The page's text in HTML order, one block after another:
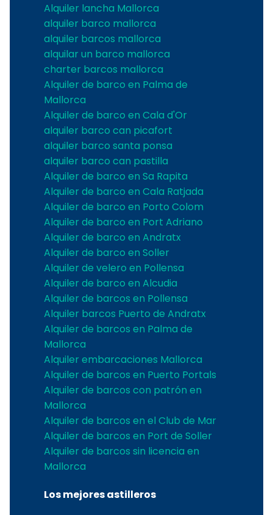
Alquiler lancha Mallorca
alquiler barco mallorca
alquiler barcos mallorca
alquilar un barco mallorca
charter barcos mallorca
Alquiler de barco en Palma de
Mallorca
Alquiler de barco en Cala d'Or
alquiler barco can picafort
alquiler barco santa ponsa
alquiler barco can pastilla
Alquiler de barco en Sa Rapita
Alquiler de barco en Cala Ratjada
Alquiler de barco en Porto Colom
Alquiler de barco en Port Adriano
Alquiler de barco en Andratx
Alquiler de barco en Soller
Alquiler de velero en Pollensa
Alquiler de barco en Alcudia
Alquiler de barcos en Pollensa
Alquiler barcos Puerto de Andratx
Alquiler de barcos en Palma de
Mallorca
Alquiler embarcaciones Mallorca
Alquiler de barcos en Puerto Portals
Alquiler de barcos con patrón en
Mallorca
Alquiler de barcos en el Club de Mar
Alquiler de barcos en Port de Soller
Alquiler de barcos sin licencia en
Mallorca
Los mejores astilleros